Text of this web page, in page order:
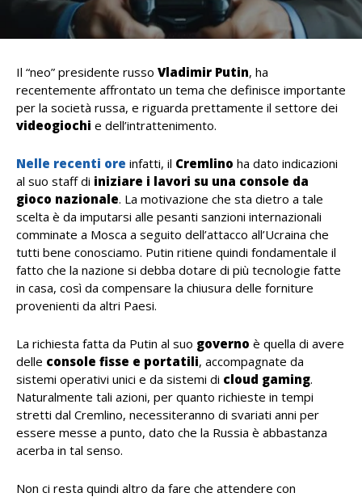
Il “neo” presidente russo Vladimir Putin, ha
recentemente affrontato un tema che definisce importante
per la società russa, e riguarda prettamente il settore dei
videogiochi e dell’intrattenimento.
Nelle recenti ore infatti, il Cremlino ha dato indicazioni
al suo staff di iniziare i lavori su una console da
gioco nazionale. La motivazione che sta dietro a tale
scelta è da imputarsi alle pesanti sanzioni internazionali
comminate a Mosca a seguito dell’attacco all’Ucraina che
tutti bene conosciamo. Putin ritiene quindi fondamentale il
fatto che la nazione si debba dotare di più tecnologie fatte
in casa, così da compensare la chiusura delle forniture
provenienti da altri Paesi.
La richiesta fatta da Putin al suo governo è quella di avere
delle console fisse e portatili, accompagnate da
sistemi operativi unici e da sistemi di cloud gaming.
Naturalmente tali azioni, per quanto richieste in tempi
stretti dal Cremlino, necessiteranno di svariati anni per
essere messe a punto, dato che la Russia è abbastanza
acerba in tal senso.
Non ci resta quindi altro da fare che attendere con